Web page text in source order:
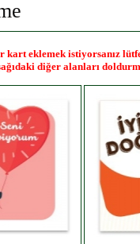
eklemek istiyorsanız
diğer alanları